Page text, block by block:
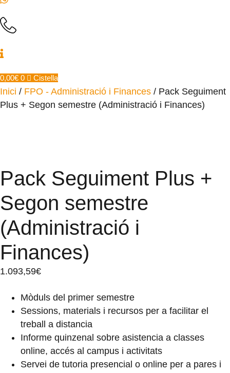
0,00€ 0 Cistella
Inici / FPO - Administració i Finances / Pack Seguiment
Plus + Segon semestre (Administració i Finances)
Pack Seguiment Plus +
Segon semestre
(Administració i
Finances)
1.093,59€
Mòduls del primer semestre
Sessions, materials i recursos per a facilitar el
treball a distancia
Informe quinzenal sobre asistencia a classes
online, accés al campus i activitats
Servei de tutoria presencial o online per a pares i